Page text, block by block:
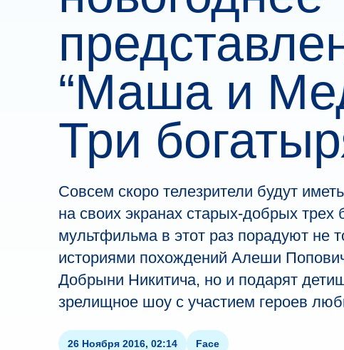
“Маша и
Три
Совсем скоро телезрители будут
на своих экранах старых-добрых трех
мультфильма в этот раз порадуют не
историями похождений Алеши
Добрыни Никитича, но и подарят
зрелищное шоу с участием героев
26 Ноября 2016, 02:14 Face